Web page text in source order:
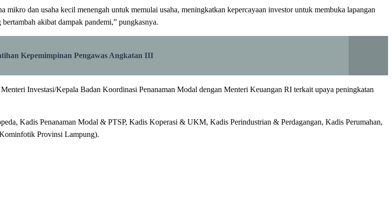
dan usaha kecil menengah untuk memulai usaha, meningkatkan kepercayaan investor untuk membuka lapangan
akibat dampak pandemi,” pungkasnya.
Kepemimpinan Pengawas Angkatan III
Investasi/Kepala Badan Koordinasi Penanaman Modal dengan Menteri Keuangan RI terkait upaya peningkatan
Kadis Penanaman Modal & PTSP, Kadis Koperasi & UKM, Kadis Perindustrian & Perdagangan, Kadis Perumahan,
Provinsi Lampung).